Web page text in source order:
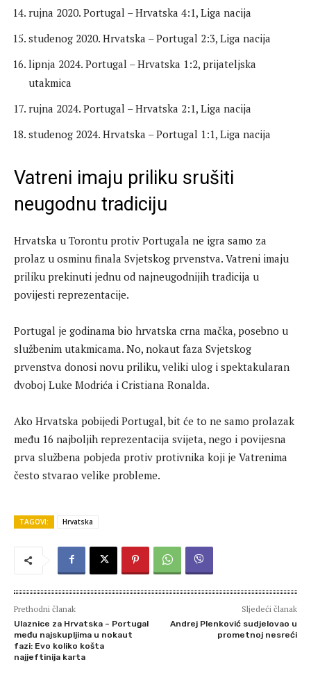
rujna 2020. Portugal – Hrvatska 4:1, Liga nacija
studenog 2020. Hrvatska – Portugal 2:3, Liga nacija
lipnja 2024. Portugal – Hrvatska 1:2, prijateljska
utakmica
rujna 2024. Portugal – Hrvatska 2:1, Liga nacija
studenog 2024. Hrvatska – Portugal 1:1, Liga nacija
Vatreni imaju priliku srušiti
neugodnu tradiciju
Hrvatska u Torontu protiv Portugala ne igra samo za
prolaz u osminu finala Svjetskog prvenstva. Vatreni imaju
priliku prekinuti jednu od najneugodnijih tradicija u
povijesti reprezentacije.
Portugal je godinama bio hrvatska crna mačka, posebno u
službenim utakmicama. No, nokaut faza Svjetskog
prvenstva donosi novu priliku, veliki ulog i spektakularan
dvoboj Luke Modrića i Cristiana Ronalda.
Ako Hrvatska pobijedi Portugal, bit će to ne samo prolazak
među 16 najboljih reprezentacija svijeta, nego i povijesna
prva službena pobjeda protiv protivnika koji je Vatrenima
često stvarao velike probleme.
TAGOVI: Hrvatska
Prethodni članak
Ulaznice za Hrvatska – Portugal
među najskupljima u nokaut
fazi: Evo koliko košta
najjeftinija karta
Sljedeći članak
Andrej Plenković sudjelovao u
prometnoj nesreći